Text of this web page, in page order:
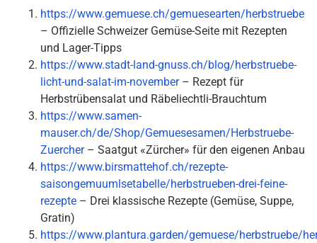
https://www.gemuese.ch/gemuesearten/herbstruebe
– Offizielle Schweizer Gemüse-Seite mit Rezepten
und Lager-Tipps
https://www.stadt-land-gnuss.ch/blog/herbstruebe-
licht-und-salat-im-november– Rezept für
Herbstrübensalat und Räbeliechtli-Brauchtum
https://www.samen-
mauser.ch/de/Shop/Gemuesesamen/Herbstruebe-
Zuercher– Saatgut «Zürcher» für den eigenen Anbau
https://www.birsmattehof.ch/rezepte-
saisongemuumlsetabelle/herbstrueben-drei-feine-
rezepte – Drei klassische Rezepte (Gemüse, Suppe,
Gratin)
https://www.plantura.garden/gemuese/herbstruebe/